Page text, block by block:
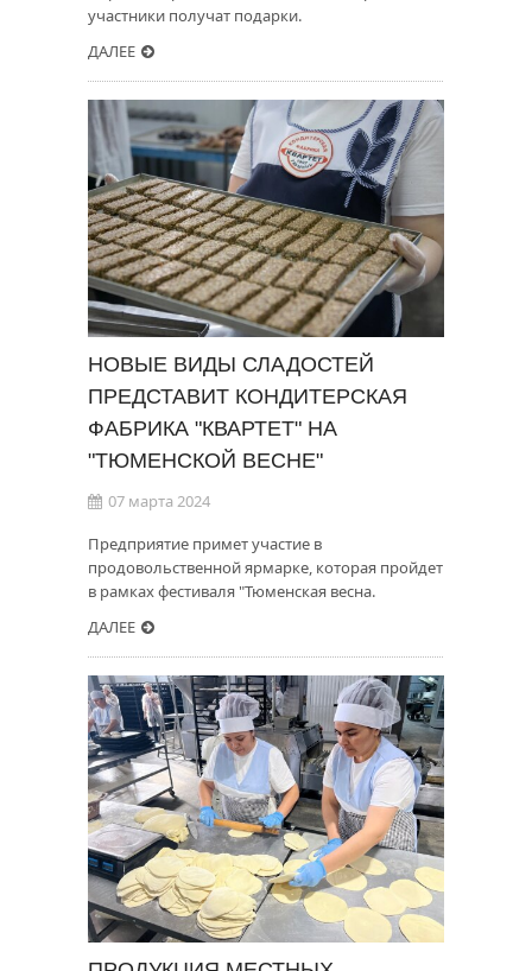
участники получат подарки.
ДАЛЕЕ
НОВЫЕ ВИДЫ СЛАДОСТЕЙ
ПРЕДСТАВИТ КОНДИТЕРСКАЯ
ФАБРИКА "КВАРТЕТ" НА
"ТЮМЕНСКОЙ ВЕСНЕ"
07 марта 2024
Предприятие примет участие в
продовольственной ярмарке, которая пройдет
в рамках фестиваля "Тюменская весна.
ДАЛЕЕ